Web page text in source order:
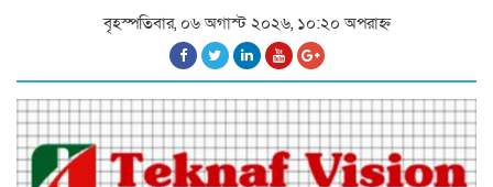
বৃহস্পতিবার, ০৬ অগাস্ট ২০২৬, ১০:২০ অপরাহ্ন